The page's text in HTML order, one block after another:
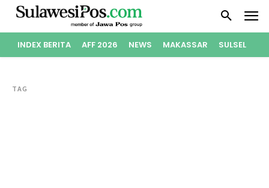
INDEX BERITA AFF 2026 NEWS MAKASSAR SULSEL
TAG